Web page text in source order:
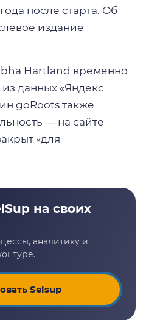
после старта. Об
издание
Hartland временно
из данных «Яндекс
goRoots также
— на сайте
«для
Selsup